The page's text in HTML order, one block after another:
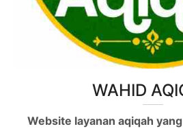
WAHID
Website layanan aqiqah